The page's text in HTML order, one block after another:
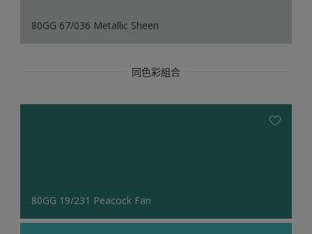
80GG 67/036 Metallic Sheen
同色彩組合
80GG 19/231 Peacock Fan